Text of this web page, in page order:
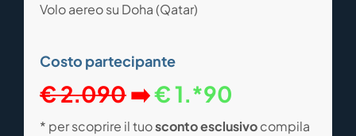
Volo aereo su Doha (Qatar)
Costo partecipante
€ 2.090➡️€ 1.*90
* per scoprire il tuosconto esclusivocompila